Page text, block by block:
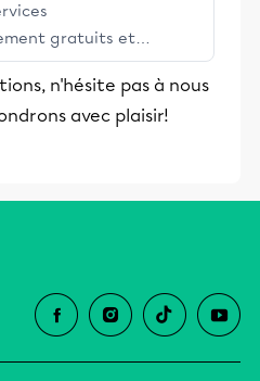
gratuits et
engage les élèves
dans la réussite
n'hésite pas à nous
avec plaisir!